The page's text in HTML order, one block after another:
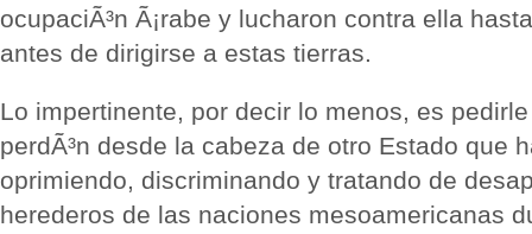
ocupaciÃ³n Ã¡rabe y lucharon contra ella
antes de dirigirse a estas tierras.
Lo impertinente, por decir lo menos, es
perdÃ³n desde la cabeza de otro Estado que
oprimiendo, discriminando y tratando de
herederos de las naciones mesoamericanas